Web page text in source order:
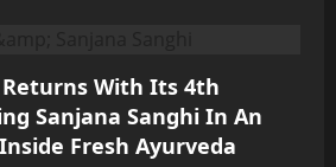
With Its 4th
Sanjana Sanghi In An
Fresh Ayurveda